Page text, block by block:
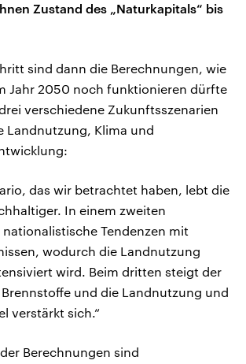
Zustand des „Naturkapitals“ bis
sind dann die Berechnungen, wie
Jahr 2050 noch funktionieren dürfte
verschiedene Zukunftsszenarien
Landnutzung, Klima und
das wir betrachtet haben, lebt die
In einem zweiten
Tendenzen mit
wodurch die Landnutzung
wird. Beim dritten steigt der
und die Landnutzung und
verstärkt sich.“
Berechnungen sind